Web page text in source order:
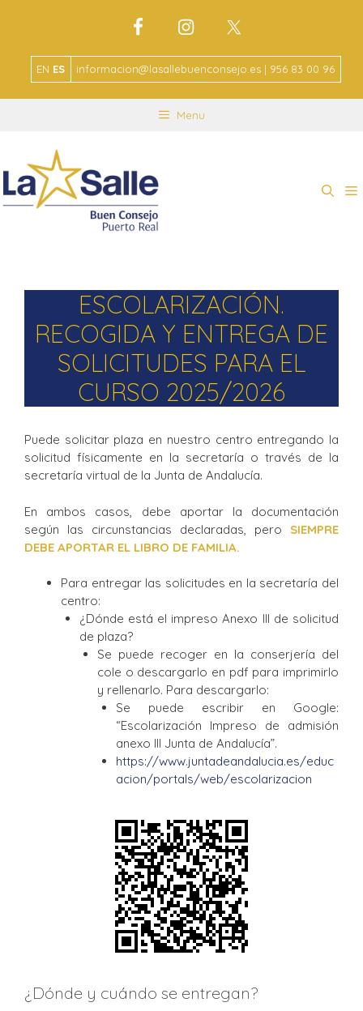
EN ES informacion@lasallebuenconsejo.es | 956 83 00 96
Menu
ESCOLARIZACIÓN.
RECOGIDA Y ENTREGA DE
SOLICITUDES PARA EL
CURSO 2025/2026
Puede solicitar plaza en nuestro centro entregando la
solicitud físicamente en la secretaría o través de la
secretaría virtual de la Junta de Andalucía.
En ambos casos, debe aportar la documentación
según las circunstancias declaradas, pero SIEMPRE
DEBE APORTAR EL LIBRO DE FAMILIA.
Para entregar las solicitudes en la secretaría del
centro:
¿Dónde está el impreso Anexo III de solicitud
de plaza?
Se puede recoger en la conserjería del
cole o descargarlo en pdf para imprimirlo
y rellenarlo. Para descargarlo:
Se puede escribir en Google:
“Escolarización Impreso de admisión
anexo III Junta de Andalucía”.
https://www.juntadeandalucia.es/educ
acion/portals/web/escolarizacion
¿Dónde y cuándo se entregan?